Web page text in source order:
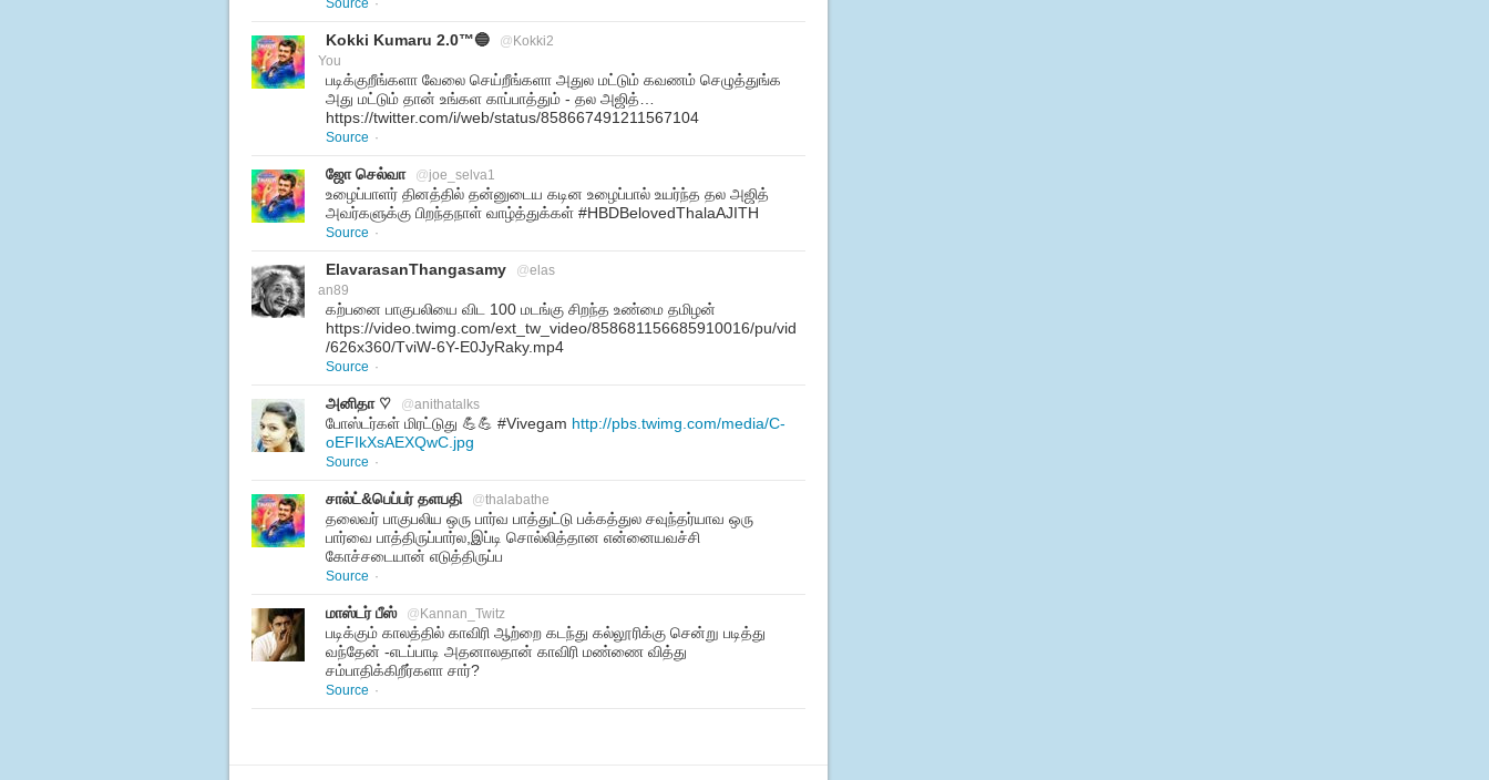
Source ·
Kokki Kumaru 2.0™🔵 @ Kokki2
You
படிக்குறீங்களா வேலை செய்றீங்களா அதுல மட்டும் கவணம் செழுத்துங்க
அது மட்டும் தான் உங்கள காப்பாத்தும் - தல அஜித்…
https://twitter.com/i/web/status/858667491211567104
Source ·
ஜோ செல்வா @joe_selva1
உழைப்பாளர் தினத்தில் தன்னுடைய கடின உழைப்பால் உயர்ந்த தல அஜித்
அவர்களுக்கு பிறந்தநாள் வாழ்த்துக்கள் #HBDBelovedThalaAJITH
Source ·
ElavarasanThangasamy @elas
an89
கற்பனை பாகுபலியை விட 100 மடங்கு சிறந்த உண்மை தமிழன்
https://video.twimg.com/ext_tw_video/858681156685910016/pu/vid
/626x360/TviW-6Y-E0JyRaky.mp4
Source ·
அனிதா ♡ @anithatalks
போஸ்டர்கள் மிரட்டுது 💪💪 #Vivegam http://pbs.twimg.com/media/C-
oEFIkXsAEXQwC.jpg
Source ·
சால்ட்&பெப்பர் தளபதி @thalabathe
தலைவர் பாகுபலிய ஒரு பார்வ பாத்துட்டு பக்கத்துல சவுந்தர்யாவ ஒரு
பார்வை பாத்திருப்பார்ல,இப்டி சொல்லித்தான என்னையவச்சி
கோச்சடையான் எடுத்திருப்ப
Source ·
மாஸ்டர் பீஸ் @ Kannan_Twitz
படிக்கும் காலத்தில் காவிரி ஆற்றை கடந்து கல்லூரிக்கு சென்று படித்து
வந்தேன் -எடப்பாடி அதனாலதான் காவிரி மண்ணை வித்து
சம்பாதிக்கிறீர்களா சார்?
Source ·